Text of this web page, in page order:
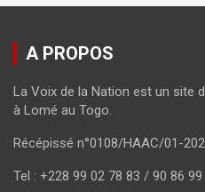
A PROPOS
La Voix de la Nation est un site
à Lomé au Togo.
Récépissé n°0108/HAAC/01-
Tel : +228 99 02 78 83 / 90 86